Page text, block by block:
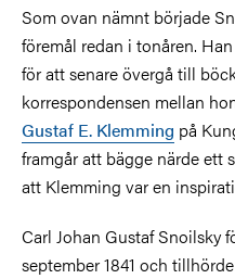
Som ovan nämnt började
föremål redan i tonåren.
för att senare övergå till
korrespondensen mellan
Gustaf E. Klemming på
framgår att bägge närde ett
att Klemming var en
Carl Johan Gustaf Snoilsky
september 1841 och